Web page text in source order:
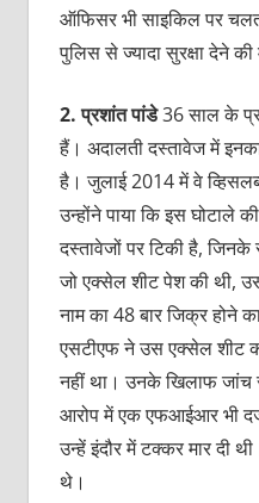
ऑफिसर भी साइकिल पर
पुलिस से ज्यादा सुरक्षा देने की
2.प्रशांतपांडे36 साल के
हैं। अदालती दस्तावेज में
है। जुलाई 2014 में वे
उन्होंने पाया कि इस घोटाले
दस्तावेजों पर टिकी है,
जो एक्सेल शीट पेश की थी,
नाम का 48 बार जिक्र होने
एसटीएफ ने उस एक्सेल शीट
नहीं था। उनके खिलाफ
आरोप में एक एफआईआर भी
उन्हें इंदौर में टक्कर मार दी
थे।